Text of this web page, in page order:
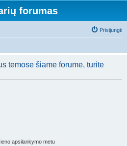
forumas
Prisijungti
temose šiame forume, turite
apsilankymo metu